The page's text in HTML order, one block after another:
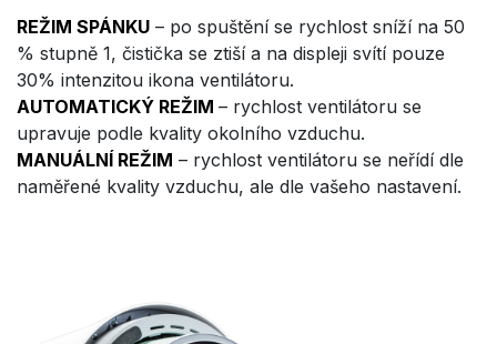
REŽIM SPÁNKU – po spuštění se rychlost sníží na 50
% stupně 1, čistička se ztiší a na displeji svítí pouze
30% intenzitou ikona ventilátoru.
AUTOMATICKÝ REŽIM – rychlost ventilátoru se
upravuje podle kvality okolního vzduchu.
MANUÁLNÍ REŽIM – rychlost ventilátoru se neřídí dle
naměřené kvality vzduchu, ale dle vašeho nastavení.